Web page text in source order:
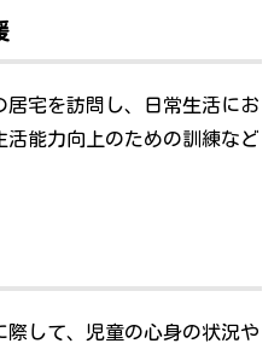
宅を訪問し、日常生活にお
活能力向上のための訓練など
際して、児童の心身の状況や